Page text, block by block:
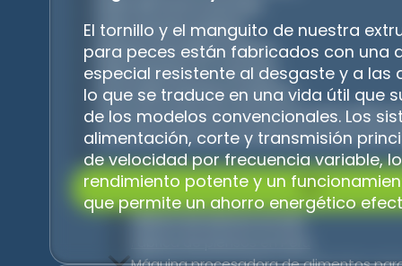
Pellet Machine Malasia
Máquina de pellets italiana
Pellet Machine en Tanzania
Feed Pellet Machine Sudáfrica
Línea de producción de piensos para pollos
Línea de producción de alimentos para
Fábrica de piensos en Irán
El tornillo y el manguito de nuestra
para peces están fabricados con una
especial resistente al desgaste y a las
lo que se traduce en una vida útil que
de los modelos convencionales. Los
alimentación, corte y transmisión
de velocidad por frecuencia variable,
rendimiento potente y un
que permite un ahorro energético